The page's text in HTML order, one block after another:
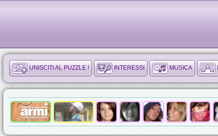
UNISCITI AL PUZZLE ! INTERESSI MUSICA